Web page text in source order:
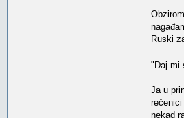
Ruski
"Daj mi
Ja u
nekad